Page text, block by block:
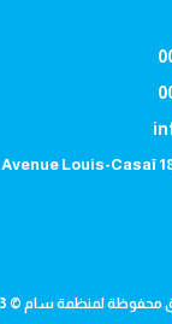
Avenue Louis-Casaï
لمنظمة سام © 2023، تصميم وتطوير